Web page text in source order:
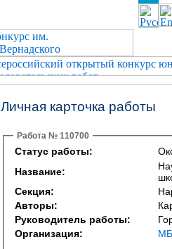
Личная карточка работы
Работа № 110700
Статус работы:
Название:
Секция:
Авторы:
Руководитель работы:
Организация: